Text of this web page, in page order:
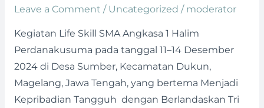
Leave a Comment / Uncategorized / moderator
Kegiatan Life Skill SMA Angkasa 1 Halim
Perdanakusuma pada tanggal 11–14 Desember
2024 di Desa Sumber, Kecamatan Dukun,
Magelang, Jawa Tengah, yang bertema Menjadi
Kepribadian Tangguh dengan Berlandaskan Tri
di
Sumber:
Pengalaman
Tak
Terlupakan